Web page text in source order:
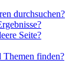
durchsuchen?
Seite?
Themen finden?